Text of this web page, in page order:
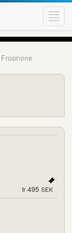
Frosinone
fr 495 SEK